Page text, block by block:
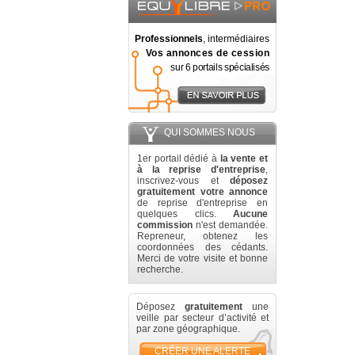
Professionnels, intermédiaires
Vos annonces de cession
sur 6 portails spécialisés
QUI SOMMES NOUS
1er portail dédié à la vente et
à la reprise d'entreprise,
inscrivez-vous et déposez
gratuitement votre annonce
de reprise d'entreprise en
quelques clics. Aucune
commission n'est demandée.
Repreneur, obtenez les
coordonnées des cédants.
Merci de votre visite et bonne
recherche.
Déposez gratuitement une
veille par secteur d’activité et
par zone géographique.
CRÉER UNE ALERTE